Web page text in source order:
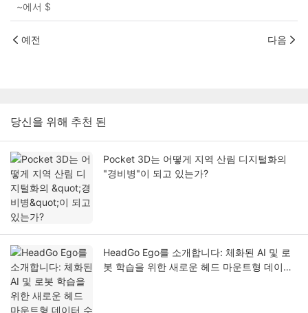
~에서 $
예전 다음
당신을 위해 추천 된
Pocket 3D는 어떻게 지역 산림 디지털화의
"경비병"이 되고 있는가?
HeadGo Ego를 소개합니다: 체화된 AI 및 로
봇 학습을 위한 새로운 헤드 마운트형 데이터